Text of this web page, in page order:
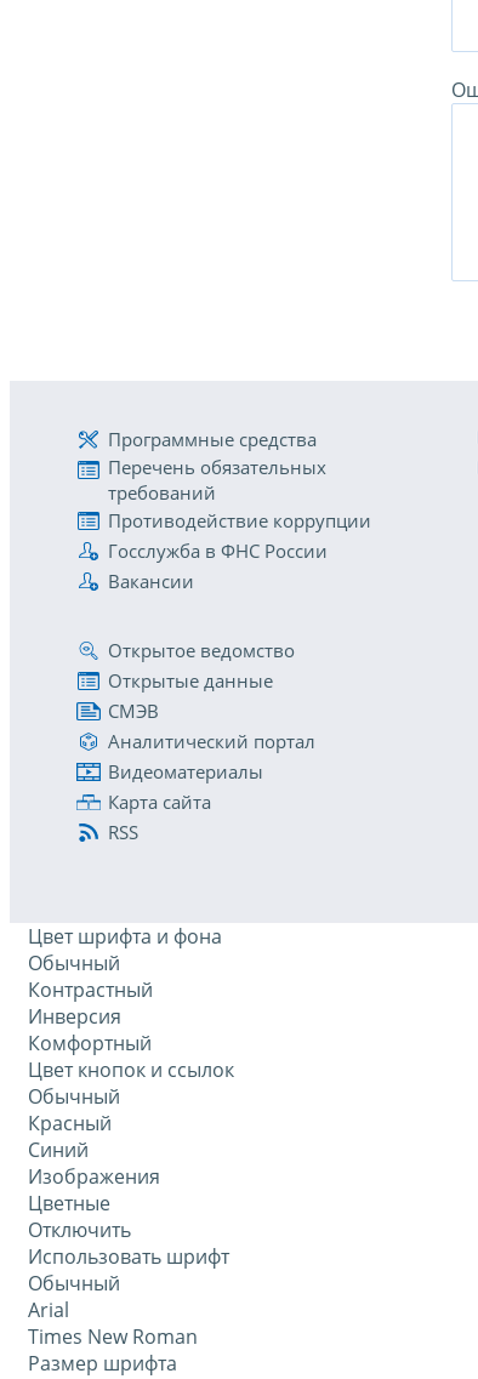
Программные средства
Перечень обязательных
требований
Противодействие коррупции
Госслужба в ФНС России
Вакансии
Открытое ведомство
Открытые данные
СМЭВ
Аналитический портал
Видеоматериалы
Карта сайта
RSS
Цвет шрифта и фона
Обычный
Контрастный
Инверсия
Комфортный
Цвет кнопок и ссылок
Обычный
Красный
Синий
Изображения
Цветные
Отключить
Использовать шрифт
Обычный
Arial
Times New Roman
Размер шрифта